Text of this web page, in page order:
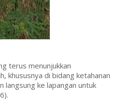
terus menunjukkan
khususnya di bidang ketahanan
langsung ke lapangan untuk